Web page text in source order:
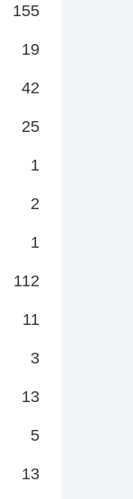
155
19
42
25
1
2
1
112
11
3
13
5
13